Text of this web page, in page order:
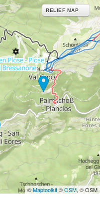
RELIEF MAP
©Maptoolkit©OSM, © OSM